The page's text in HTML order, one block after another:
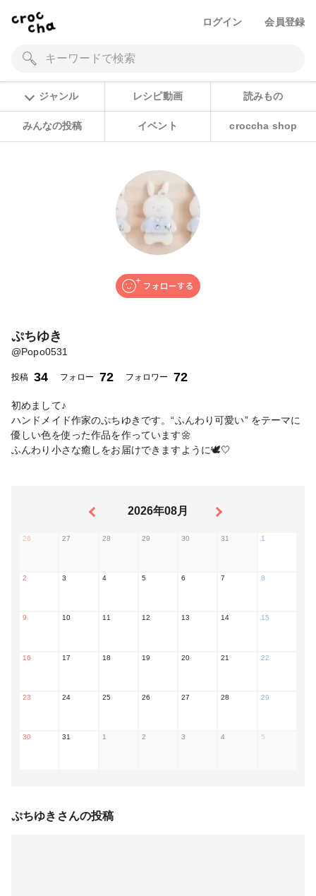
ログイン 会員登録
ジャンル レシピ動画 読みもの
みんなの投稿 イベント croccha shop
ぷちゆき
@Popo0531
投稿 34 フォロー 72 フォロワー 72
初めまして♪
ハンドメイド作家のぷちゆきです。“ふんわり可愛い” をテーマに
優しい色を使った作品を作っています🌼
ふんわり小さな癒しをお届けできますように🕊‎🤍
2026年08月
26 27 28 29 30 31 1
2 3 4 5 6 7 8
9 10 11 12 13 14 15
16 17 18 19 20 21 22
23 24 25 26 27 28 29
30 31 1 2 3 4 5
ぷちゆき さんの投稿